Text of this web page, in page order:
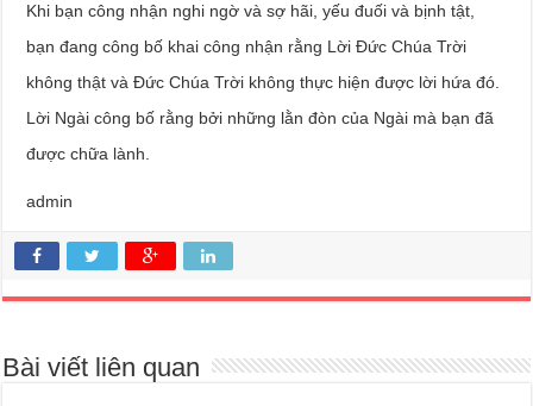
Khi bạn công nhận nghi ngờ và sợ hãi, yếu đuối và bịnh tật,
bạn đang công bố khai công nhận rằng Lời Đức Chúa Trời
không thật và Đức Chúa Trời không thực hiện được lời hứa đó.
Lời Ngài công bố rằng bởi những lằn đòn của Ngài mà bạn đã
được chữa lành.
admin
Bài viết liên quan